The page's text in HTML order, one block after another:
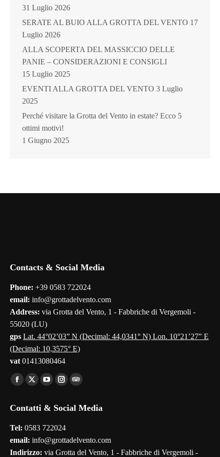
31 Luglio 2026
SERATE AL BUIO ALLA GROTTA DEL VENTO 17
Luglio 2026
ALLA SCOPERTA DEL MASSICCIO DELLE
PANIE – CONSIDERAZIONI E CONSIGLI
15 Luglio 2025
EVENTI ALLA GROTTA DEL VENTO 3 Luglio
2025
Perché visitare la Grotta del Vento in estate? Ecco 5
ottimi motivi!
1 Giugno 2025
Contacts & Social Media
Phone: +39 0583 722024
email: info@grottadelvento.com
Address: via Grotta del Vento, 1 - Fabbriche di Vergemoli -
55020 (LU)
gps Lat. 44°02’03” N (Decimal: 44,0341° N) Lon. 10°21’27” E
(Decimal: 10,3575° E)
vat 01413080464
Find us on:
Facebook
opens
new
window
X
opens
new
window
YouTube
opens
new
window
Instagram
opens
new
window
TripAdvisor
opens
new
window
Contatti & Social Media
Tel: 0583 722024
email: info@grottadelvento.com
Indirizzo: via Grotta del Vento, 1 - Fabbriche di Vergemoli -